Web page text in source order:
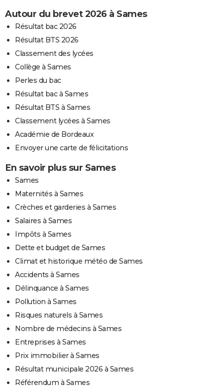
Autour du brevet 2026 à Sames
Résultat bac 2026
Résultat BTS 2026
Classement des lycées
Collège à Sames
Perles du bac
Résultat bac à Sames
Résultat BTS à Sames
Classement lycées à Sames
Académie de Bordeaux
Envoyer une carte de félicitations
En savoir plus sur Sames
Sames
Maternités à Sames
Crèches et garderies à Sames
Salaires à Sames
Impôts à Sames
Dette et budget de Sames
Climat et historique météo de Sames
Accidents à Sames
Délinquance à Sames
Pollution à Sames
Risques naturels à Sames
Nombre de médecins à Sames
Entreprises à Sames
Prix immobilier à Sames
Résultat municipale 2026 à Sames
Référendum à Sames